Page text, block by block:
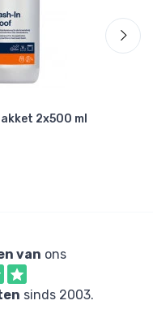
2x500 ml
van ons
sinds 2003.